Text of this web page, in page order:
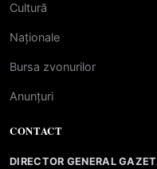
Cultură
Naționale
Bursa zvonurilor
Anunțuri
CONTACT
DIRECTOR GENERAL